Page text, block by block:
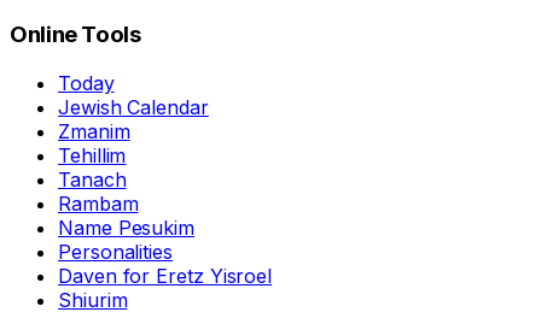
Online Tools
Today
Jewish Calendar
Zmanim
Tehillim
Tanach
Rambam
Name Pesukim
Personalities
Daven for Eretz Yisroel
Shiurim